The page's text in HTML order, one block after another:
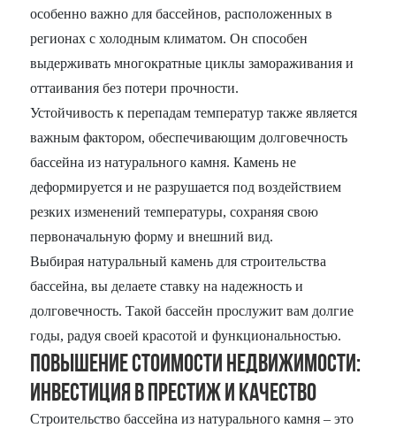
особенно важно для бассейнов, расположенных в
регионах с холодным климатом. Он способен
выдерживать многократные циклы замораживания и
оттаивания без потери прочности.
Устойчивость к перепадам температур также является
важным фактором, обеспечивающим долговечность
бассейна из натурального камня. Камень не
деформируется и не разрушается под воздействием
резких изменений температуры, сохраняя свою
первоначальную форму и внешний вид.
Выбирая натуральный камень для строительства
бассейна, вы делаете ставку на надежность и
долговечность. Такой бассейн прослужит вам долгие
годы, радуя своей красотой и функциональностью.
Повышение стоимости недвижимости:
Инвестиция в престиж и качество
Строительство бассейна из натурального камня – это